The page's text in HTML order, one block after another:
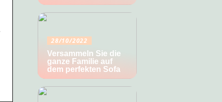
28/10/2022
Versammeln Sie die
ganze Familie auf
dem perfekten Sofa